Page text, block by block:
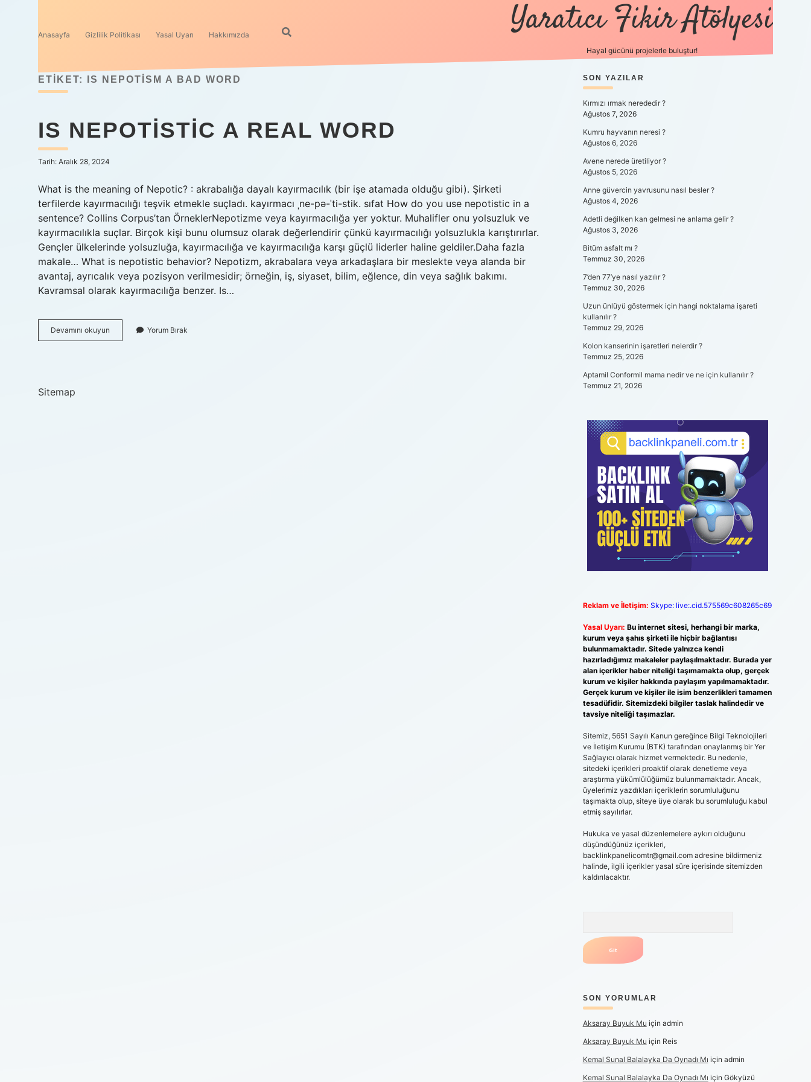
Anasayfa Gizlilik Politikası Yasal Uyarı Hakkımızda Yaratıcı Fikir Atölyesi
Hayal gücünü projelerle buluştur!
ETIKET: IS NEPOTISM A BAD WORD
IS NEPOTISTIC A REAL WORD
Tarih: Aralık 28, 2024
What is the meaning of Nepotic? : akrabalığa dayalı kayırmacılık (bir işe atamada olduğu gibi). Şirketi
terfilerde kayırmacılığı teşvik etmekle suçladı. kayırmacı ˌne-pə-ˈti-stik. sıfat How do you use nepotistic in a
sentence? Collins Corpus’tan ÖrneklerNepotizme veya kayırmacılığa yer yoktur. Muhalifler onu yolsuzluk ve
kayırmacılıkla suçlar. Birçok kişi bunu olumsuz olarak değerlendirir çünkü kayırmacılığı yolsuzlukla karıştırırlar.
Gençler ülkelerinde yolsuzluğa, kayırmacılığa ve kayırmacılığa karşı güçlü liderler haline geldiler.Daha fazla
makale… What is nepotistic behavior? Nepotizm, akrabalara veya arkadaşlara bir meslekte veya alanda bir
avantaj, ayrıcalık veya pozisyon verilmesidir; örneğin, iş, siyaset, bilim, eğlence, din veya sağlık bakımı.
Kavramsal olarak kayırmacılığa benzer. Is…
Devamını okuyun
Nepotistic
Yorum Bırak
Sitemap
SIDEBAR
SON YAZILAR
Kırmızı ırmak nerededir ?
Ağustos 7, 2026
Kumru hayvanın neresi ?
Ağustos 6, 2026
Avene nerede üretiliyor ?
Ağustos 5, 2026
Anne güvercin yavrusunu nasıl besler ?
Ağustos 4, 2026
Adetli değilken kan gelmesi ne anlama gelir ?
Ağustos 3, 2026
Bitüm asfalt mı ?
Temmuz 30, 2026
7’den 77’ye nasıl yazılır ?
Temmuz 30, 2026
Uzun ünlüyü göstermek için hangi noktalama işareti
kullanılır ?
Temmuz 29, 2026
Kolon kanserinin işaretleri nelerdir ?
Temmuz 25, 2026
Aptamil Conformil mama nedir ve ne için kullanılır ?
Temmuz 21, 2026
Reklam ve İletişim: Skype: live:.cid.575569c608265c69
Yasal Uyarı: Bu internet sitesi, herhangi bir marka,
kurum veya şahıs şirketi ile hiçbir bağlantısı
bulunmamaktadır. Sitede yalnızca kendi
hazırladığımız makaleler paylaşılmaktadır. Burada yer
alan içerikler haber niteliği taşımamakta olup, gerçek
kurum ve kişiler hakkında paylaşım yapılmamaktadır.
Gerçek kurum ve kişiler ile isim benzerlikleri tamamen
tesadüfidir. Sitemizdeki bilgiler taslak halindedir ve
tavsiye niteliği taşımazlar.
Sitemiz, 5651 Sayılı Kanun gereğince Bilgi Teknolojileri
ve İletişim Kurumu (BTK) tarafından onaylanmış bir Yer
Sağlayıcı olarak hizmet vermektedir. Bu nedenle,
sitedeki içerikleri proaktif olarak denetleme veya
araştırma yükümlülüğümüz bulunmamaktadır. Ancak,
üyelerimiz yazdıkları içeriklerin sorumluluğunu
taşımakta olup, siteye üye olarak bu sorumluluğu kabul
etmiş sayılırlar.
Hukuka ve yasal düzenlemelere aykırı olduğunu
düşündüğünüz içerikleri,
backlinkpanelicomtr@gmail.comadresine bildirmeniz
halinde, ilgili içerikler yasal süre içerisinde sitemizden
kaldırılacaktır.
SON YORUMLAR
Aksaray Buyuk Mu için admin
Aksaray Buyuk Mu için Reis
Kemal Sunal Balalayka Da Oynadı Mı için admin
Kemal Sunal Balalayka Da Oynadı Mı için Gökyüzü